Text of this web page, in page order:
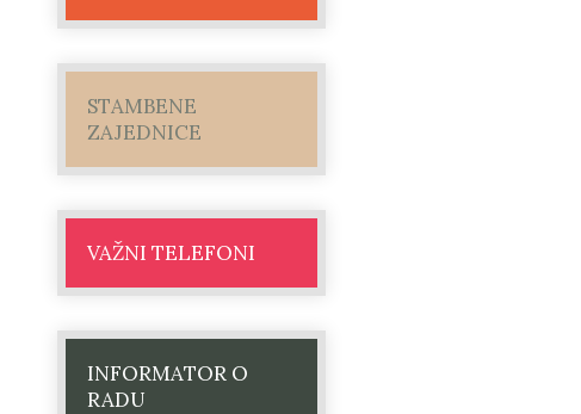
STAMBENE
ZAJEDNICE
VAŽNI TELEFONI
INFORMATOR O
RADU